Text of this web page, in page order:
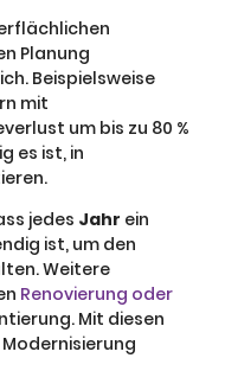
Planung
Beispielsweise
mit
um bis zu 80 %
es ist, in
jedes Jahr ein
ist, um den
Weitere
Renovierung oder
Mit diesen